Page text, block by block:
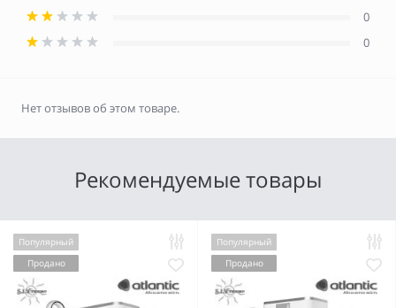
0
0
Нет отзывов об этом товаре.
Рекомендуемые товары
Популярный
Продано
Популярный
Продано